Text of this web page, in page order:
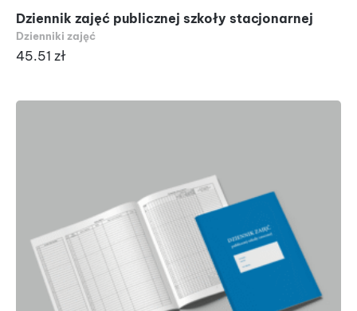
Dziennik zajęć publicznej szkoły stacjonarnej
Dzienniki zajęć
45.51 zł